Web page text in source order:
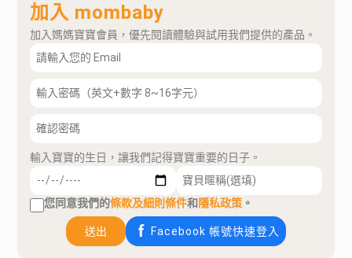
加入 mombaby
加入媽媽寶寶會員，優先閱讀體驗與試用我們提供的產品。
輸入寶寶的生日，讓我們記得寶寶重要的日子。
您同意我們的條款及細則條件和隱私政策 。
送出 Facebook 帳號快速登入